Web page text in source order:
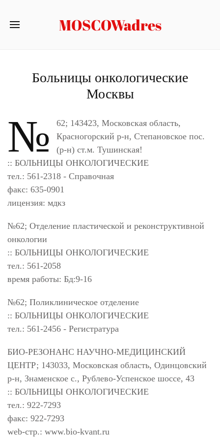
MOSCOWadres
Больницы онкологические
Москвы
№
62; 143423, Московская область,
Красногорский р-н, Степановское пос.
(р-н) ст.м. Тушинская!
:: БОЛЬНИЦЫ ОНКОЛОГИЧЕСКИЕ
тел.: 561-2318 - Справочная
факс: 635-0901
лицензия: мдкз
№62; Отделение пластической и реконструктивной
онкологии
:: БОЛЬНИЦЫ ОНКОЛОГИЧЕСКИЕ
тел.: 561-2058
время работы: Бд:9-16
№62; Поликлиническое отделение
:: БОЛЬНИЦЫ ОНКОЛОГИЧЕСКИЕ
тел.: 561-2456 - Регистратура
БИО-РЕЗОНАНС НАУЧНО-МЕДИЦИНСКИЙ
ЦЕНТР; 143033, Московская область, Одинцовский
р-н, Знаменское с., Рублево-Успенское шоссе, 43
:: БОЛЬНИЦЫ ОНКОЛОГИЧЕСКИЕ
тел.: 922-7293
факс: 922-7293
web-стр.: www.bio-kvant.ru